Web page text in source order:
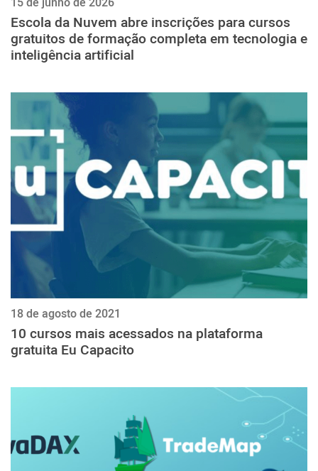
Escola da Nuvem abre inscrições para cursos
gratuitos de formação completa em tecnologia e
inteligência artificial
18 de agosto de 2021
10 cursos mais acessados na plataforma
gratuita Eu Capacito